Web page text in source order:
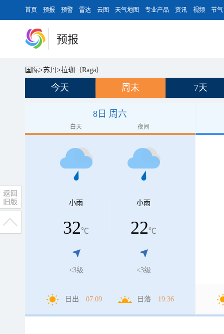
首页 预报 预警 雷达 云图 天气地图 专业产品 资讯 视频 节气
预报
国际>苏丹>拉珈（Raga）
今天 周末 7天
8日 周六
白天 夜间
小雨
32℃
<3级
小雨
22℃
<3级
日出 07:09 日落 19:36